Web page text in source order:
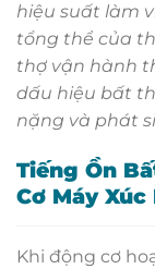
hiệu suất làm
tổng thể của
thợ vận hành
dấu hiệu bất
nặng và phát
Tiếng Ồn
Cơ Máy Xúc
Khi động cơ